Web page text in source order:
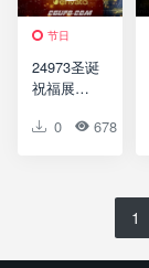
节日
24973圣诞
祝福展示
Christmas
0 678
1